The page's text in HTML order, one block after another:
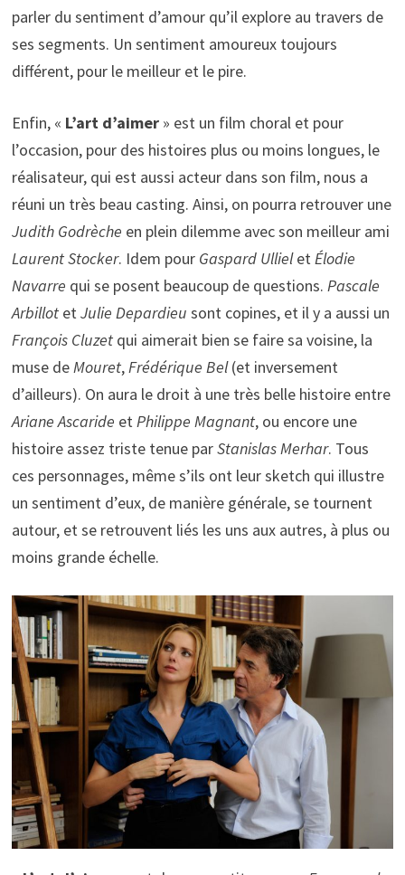
parler du sentiment d’amour qu’il explore au travers de
ses segments. Un sentiment amoureux toujours
différent, pour le meilleur et le pire.
Enfin, « L’art d’aimer» est un film choral et pour
l’occasion, pour des histoires plus ou moins longues, le
réalisateur, qui est aussi acteur dans son film, nous a
réuni un très beau casting. Ainsi, on pourra retrouver une
Judith Godrèche en plein dilemme avec son meilleur ami
Laurent Stocker. Idem pour Gaspard Ullielet Élodie
Navarre qui se posent beaucoup de questions. Pascale
Arbillotet Julie Depardieu sont copines, et il y a aussi un
François Cluzetqui aimerait bien se faire sa voisine, la
muse de Mouret, Frédérique Bel(et inversement
d’ailleurs). On aura le droit à une très belle histoire entre
Ariane Ascaride et Philippe Magnant, ou encore une
histoire assez triste tenue parStanislas Merhar. Tous
ces personnages, même s’ils ont leur sketch qui illustre
un sentiment d’eux, de manière générale, se tournent
autour, et se retrouvent liés les uns aux autres, à plus ou
moins grande échelle.